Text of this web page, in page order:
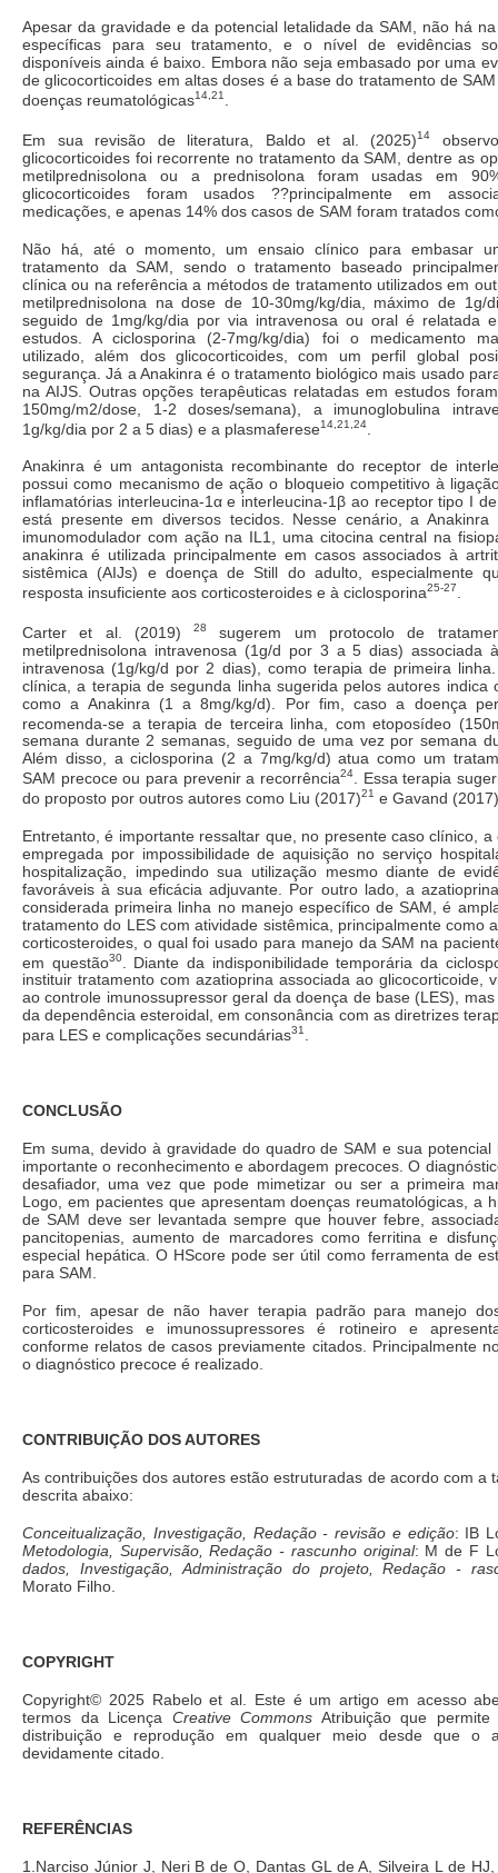
Apesar da gravidade e da potencial letalidade da SAM, não há
específicas para seu tratamento, e o nível de evidências
disponíveis ainda é baixo. Embora não seja embasado por uma
de glicocorticoides em altas doses é a base do tratamento de
doenças reumatológicas14,21
Em sua revisão de literatura, Baldo et al. (2025)14
glicocorticoides foi recorrente no tratamento da SAM, dentre as
metilprednisolona ou a prednisolona foram usadas em
glicocorticoides foram usados ??principalmente em
medicações, e apenas 14% dos casos de SAM foram tratados
Não há, até o momento, um ensaio clínico para embasar
tratamento da SAM, sendo o tratamento baseado
clínica ou na referência a métodos de tratamento utilizados em
metilprednisolona na dose de 10-30mg/kg/dia, máximo de
seguido de 1mg/kg/dia por via intravenosa ou oral é relatada
estudos. A ciclosporina (2-7mg/kg/dia) foi o medicamento
utilizado, além dos glicocorticoides, com um perfil global
segurança. Já a Anakinra é o tratamento biológico mais usado
na AIJS. Outras opções terapêuticas relatadas em estudos
150mg/m2/dose, 1-2 doses/semana), a imunoglobulina
1g/kg/dia por 2 a 5 dias) e a plasmaferese14,21,24
Anakinra é um antagonista recombinante do receptor de
possui como mecanismo de ação o bloqueio competitivo à
inflamatórias interleucina-1α e interleucina-1β ao receptor tipo I
está presente em diversos tecidos. Nesse cenário, a Anakinra
imunomodulador com ação na IL1, uma citocina central na
anakinra é utilizada principalmente em casos associados à
sistêmica (AIJs) e doença de Still do adulto, especialmente
resposta insuficiente aos corticosteroides e à ciclosporina25-27
Carter et al. (2019) 28
sugerem um protocolo de
metilprednisolona intravenosa (1g/d por 3 a 5 dias) associada
intravenosa (1g/kg/d por 2 dias), como terapia de primeira
clínica, a terapia de segunda linha sugerida pelos autores indica
como a Anakinra (1 a 8mg/kg/d). Por fim, caso a doença
recomenda-se a terapia de terceira linha, com etoposídeo
semana durante 2 semanas, seguido de uma vez por semana
Além disso, a ciclosporina (2 a 7mg/kg/d) atua como um
SAM precoce ou para prevenir a recorrência24
. Essa terapia
do proposto por outros autores como Liu (2017)21 e Gavand (2017)
Entretanto, é importante ressaltar que, no presente caso clínico, a
empregada por impossibilidade de aquisição no serviço
hospitalização, impedindo sua utilização mesmo diante de
favoráveis à sua eficácia adjuvante. Por outro lado, a
considerada primeira linha no manejo específico de SAM, é
tratamento do LES com atividade sistêmica, principalmente como
corticosteroides, o qual foi usado para manejo da SAM na
em questão30. Diante da indisponibilidade temporária da
instituir tratamento com azatioprina associada ao glicocorticoide,
ao controle imunossupressor geral da doença de base (LES),
da dependência esteroidal, em consonância com as diretrizes
para LES e complicações secundárias31
CONCLUSÃO
Em suma, devido à gravidade do quadro de SAM e sua potencial
importante o reconhecimento e abordagem precoces. O
desafiador, uma vez que pode mimetizar ou ser a primeira
Logo, em pacientes que apresentam doenças reumatológicas, a
de SAM deve ser levantada sempre que houver febre,
pancitopenias, aumento de marcadores como ferritina e
especial hepática. O HScore pode ser útil como ferramenta de
para SAM.
Por fim, apesar de não haver terapia padrão para manejo
corticosteroides e imunossupressores é rotineiro e
conforme relatos de casos previamente citados. Principalmente
o diagnóstico precoce é realizado.
CONTRIBUIÇÃO DOS AUTORES
As contribuições dos autores estão estruturadas de acordo com a
descrita abaixo:
Conceitualização, Investigação, Redação - revisão e edição: IB
Metodologia, Supervisão, Redação - rascunho original: M de F
dados, Investigação, Administração do projeto, Redação -
Morato Filho.
COPYRIGHT
Copyright© 2025 Rabelo et al. Este é um artigo em acesso
termos da Licença Creative Commons Atribuição que
distribuição e reprodução em qualquer meio desde que o
devidamente citado.
REFERÊNCIAS
1.Narciso Júnior J, Neri B de O, Dantas GL de A, Silveira L de